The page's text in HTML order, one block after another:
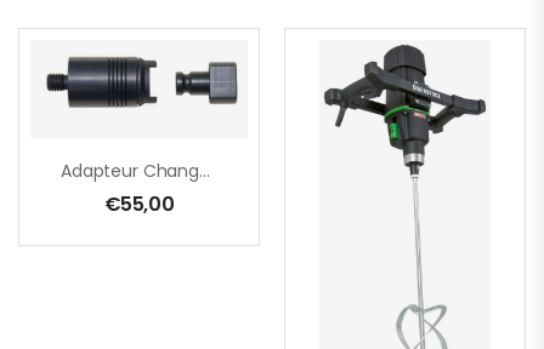
Adapteur Changemant Rapide M 14, Intérieur, Malaxeur
€55,00